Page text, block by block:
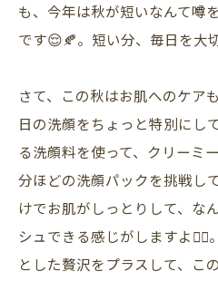
も、今年は秋が短いなんて噂
です😌🍂。短い分、毎日を大
さて、この秋はお肌へのケア
日の洗顔をちょっと特別にし
る洗顔料を使って、クリーミ
分ほどの洗顔パックを挑戦し
けでお肌がしっとりして、な
シュできる感じがしますよ
とした贅沢をプラスして、こ